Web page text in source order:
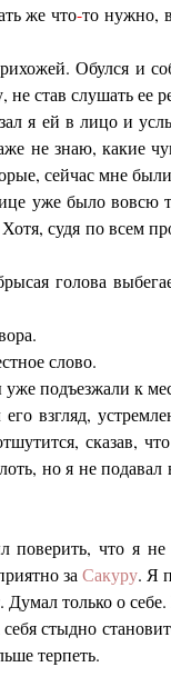
же что-то нужно,
Обулся и
став слушать ее
я ей в лицо и
не знаю, какие
сейчас мне
уже было вовсю
судя по всем
голова
слово.
подъезжали к
взгляд,
сказав,
но я не подавал
что я
за Сакуру. Я
только о
стыдно
терпеть.